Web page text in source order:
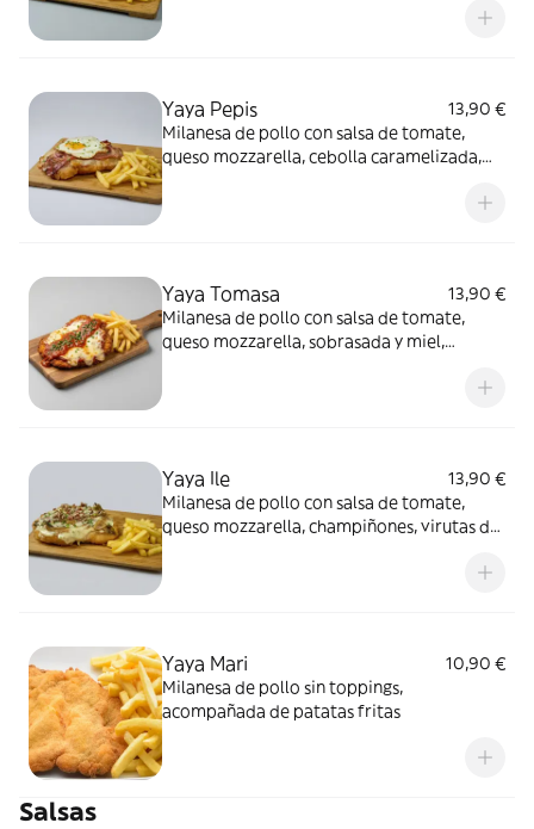
Yaya Pepis
13,90 €
Milanesa de pollo con salsa de tomate,
queso mozzarella, cebolla caramelizada,
Yaya Tomasa
13,90 €
Milanesa de pollo con salsa de tomate,
queso mozzarella, sobrasada y miel,
Yaya Ile
13,90 €
Milanesa de pollo con salsa de tomate,
queso mozzarella, champiñones, virutas de
Yaya Mari
10,90 €
Milanesa de pollo sin toppings,
acompañada de patatas fritas
Salsas